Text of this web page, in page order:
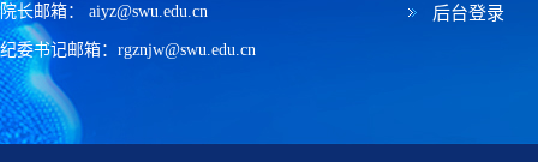
院长邮箱： aiyz@swu.edu.cn
纪委书记邮箱：rgznjw@swu.edu.cn
后台登录